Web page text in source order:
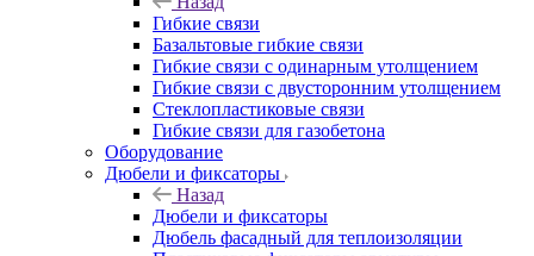
Гибкие связи
Базальтовые гибкие связи
Гибкие связи с одинарным утолщением
Гибкие связи с двусторонним утолщением
Стеклопластиковые связи
Гибкие связи для газобетона
Оборудование
Дюбели и фиксаторы
Назад
Дюбели и фиксаторы
Дюбель фасадный для теплоизоляции